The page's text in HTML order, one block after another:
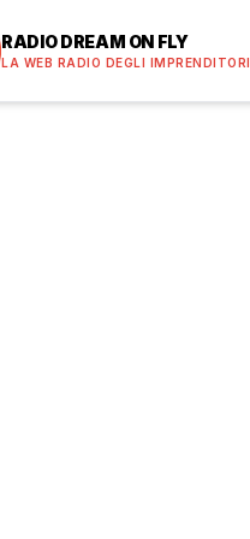
RADIO DREAM ON FLY
LA WEB RADIO DEGLI IMPRENDITORI